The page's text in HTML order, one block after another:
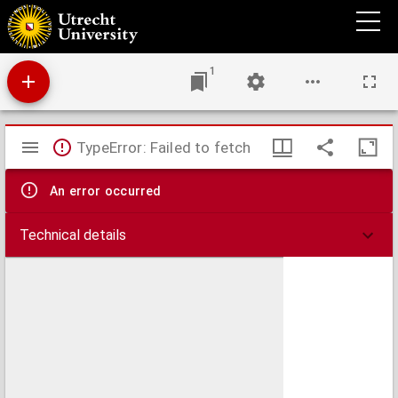
Von dem Jubeljar der Juden, Christen, vnd Papisten. Mit vermeldung, Von wem, zu
welcher zeit, warumb, vnd wozu, oder zu welchem ende vnd gesuch, ein jedes
verordnet. : Zu vnterricht vnd warnung was von dem Antichristischen Jubeljar, vnd
Römischen Ablatz, zu halten sey.
1
Mirador
viewer
TypeError: Failed to fetch
An error occurred
Technical details